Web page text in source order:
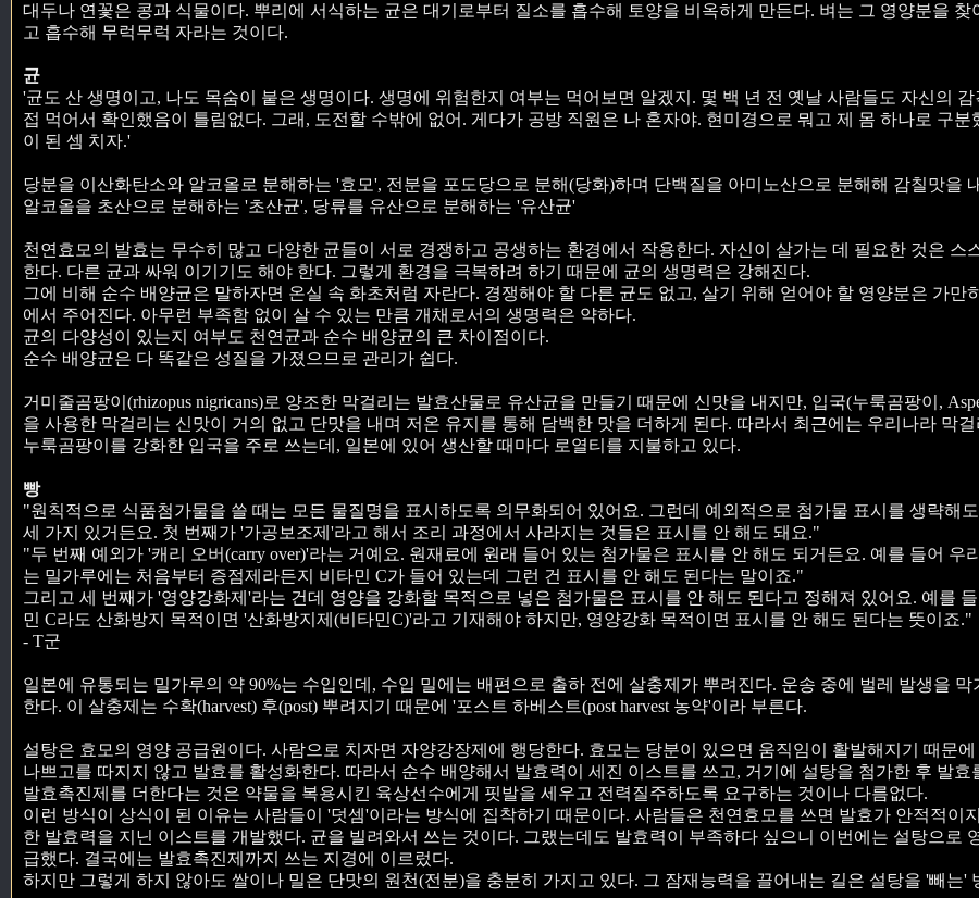
대두나 연꽃은 콩과 식물이다. 뿌리에 서식하는 균은 대기로부터 질소를 흡수해 토양을 비옥하게 만든다. 벼는 그 영양분을 찾
고 흡수해 무럭무럭 자라는 것이다.
균
'균도 산 생명이고, 나도 목숨이 붙은 생명이다. 생명에 위험한지 여부는 먹어보면 알겠지. 몇 백 년 전 옛날 사람들도 자신의 감
접 먹어서 확인했음이 틀림없다. 그래, 도전할 수밖에 없어. 게다가 공방 직원은 나 혼자야. 현미경으로 뭐고 제 몸 하나로 구분
이 된 셈 치자.'
당분을 이산화탄소와 알코올로 분해하는 '효모', 전분을 포도당으로 분해(당화)하며 단백질을 아미노산으로 분해해 감칠맛을
알코올을 초산으로 분해하는 '초산균', 당류를 유산으로 분해하는 '유산균'
천연효모의 발효는 무수히 많고 다양한 균들이 서로 경쟁하고 공생하는 환경에서 작용한다. 자신이 살가는 데 필요한 것은 스
한다. 다른 균과 싸워 이기기도 해야 한다. 그렇게 환경을 극복하려 하기 때문에 균의 생명력은 강해진다.
그에 비해 순수 배양균은 말하자면 온실 속 화초처럼 자란다. 경쟁해야 할 다른 균도 없고, 살기 위해 얻어야 할 영양분은 가만
에서 주어진다. 아무런 부족함 없이 살 수 있는 만큼 개채로서의 생명력은 약하다.
균의 다양성이 있는지 여부도 천연균과 순수 배양균의 큰 차이점이다.
순수 배양균은 다 똑같은 성질을 가졌으므로 관리가 쉽다.
거미줄곰팡이(rhizopus nigricans)로 양조한 막걸리는 발효산물로 유산균을 만들기 때문에 신맛을 내지만, 입국(누룩곰팡이,
을 사용한 막걸리는 신맛이 거의 없고 단맛을 내며 저온 유지를 통해 담백한 맛을 더하게 된다. 따라서 최근에는 우리나라 막걸
누룩곰팡이를 강화한 입국을 주로 쓰는데, 일본에 있어 생산할 때마다 로열티를 지불하고 있다.
빵
"원칙적으로 식품첨가물을 쓸 때는 모든 물질명을 표시하도록 의무화되어 있어요. 그런데 예외적으로 첨가물 표시를 생략해
세 가지 있거든요. 첫 번째가 '가공보조제'라고 해서 조리 과정에서 사라지는 것들은 표시를 안 해도 돼요."
"두 번째 예외가 '캐리 오버(carry over)'라는 거예요. 원재료에 원래 들어 있는 첨가물은 표시를 안 해도 되거든요. 예를 들어 우
는 밀가루에는 처음부터 증점제라든지 비타민 C가 들어 있는데 그런 건 표시를 안 해도 된다는 말이죠."
그리고 세 번째가 '영양강화제'라는 건데 영양을 강화할 목적으로 넣은 첨가물은 표시를 안 해도 된다고 정해져 있어요. 예를
민 C라도 산화방지 목적이면 '산화방지제(비타민C)'라고 기재해야 하지만, 영양강화 목적이면 표시를 안 해도 된다는 뜻이죠."
- T군
일본에 유통되는 밀가루의 약 90%는 수입인데, 수입 밀에는 배편으로 출하 전에 살충제가 뿌려진다. 운송 중에 벌레 발생을 막
한다. 이 살충제는 수확(harvest) 후(post) 뿌려지기 때문에 '포스트 하베스트(post harvest 농약'이라 부른다.
설탕은 효모의 영양 공급원이다. 사람으로 치자면 자양강장제에 행당한다. 효모는 당분이 있으면 움직임이 활발해지기 때문에
나쁘고를 따지지 않고 발효를 활성화한다. 따라서 순수 배양해서 발효력이 세진 이스트를 쓰고, 거기에 설탕을 첨가한 후 발효
발효촉진제를 더한다는 것은 약물을 복용시킨 육상선수에게 핏발을 세우고 전력질주하도록 요구하는 것이나 다름없다.
이런 방식이 상식이 된 이유는 사람들이 '덧셈'이라는 방식에 집착하기 때문이다. 사람들은 천연효모를 쓰면 발효가 안적적이
한 발효력을 지닌 이스트를 개발했다. 균을 빌려와서 쓰는 것이다. 그랬는데도 발효력이 부족하다 싶으니 이번에는 설탕으로
급했다. 결국에는 발효촉진제까지 쓰는 지경에 이르렀다.
하지만 그렇게 하지 않아도 쌀이나 밀은 단맛의 원천(전분)을 충분히 가지고 있다. 그 잠재능력을 끌어내는 길은 설탕을 '빼는'